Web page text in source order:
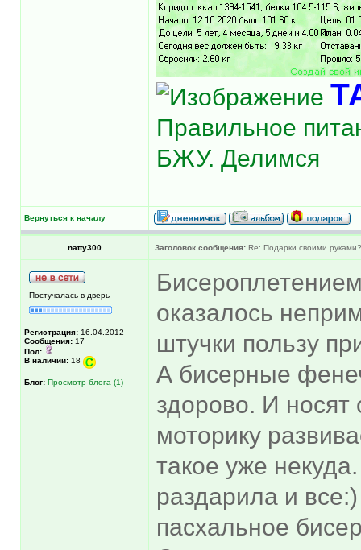
Правильное
БЖУ. Делимся
Вернуться к началу
natty300 Заголовок сообщения: Re: Подарки своими руками?
Постучалась в дверь
Регистрация: 16.04.2012
Сообщения: 17
Пол:
В наличии: 18
Блог: Просмотр блога (1)
оказалось
штучки пользу
А бисерные
здорово. И носят
моторику
такое уже
раздарила и
пасхальное